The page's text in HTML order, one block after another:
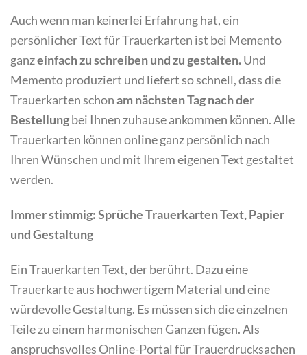
Auch wenn man keinerlei Erfahrung hat, ein
persönlicher Text für Trauerkarten ist bei Memento
ganzeinfach zu schreiben und zu gestalten.Und
Memento produziert und liefert so schnell, dass die
Trauerkarten schonam nächsten Tag nach der
Bestellungbei Ihnen zuhause ankommen können. Alle
Trauerkarten können online ganz persönlich nach
Ihren Wünschen und mit Ihrem eigenen Text gestaltet
werden.
Immer stimmig: Sprüche Trauerkarten Text, Papier
und Gestaltung
Ein Trauerkarten Text, der berührt. Dazu eine
Trauerkarte aus hochwertigem Material und eine
würdevolle Gestaltung. Es müssen sich die einzelnen
Teile zu einem harmonischen Ganzen fügen. Als
anspruchsvolles Online-Portal für Trauerdrucksachen